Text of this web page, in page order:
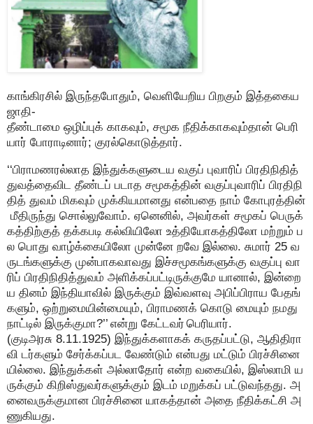
காங்கிரசில் இருந்தபோதும், வெளியேறிய பிறகும் இத்தகைய
ஜாதி-
தீண்டாமை ஒழிப்புக் காகவும், சமூக நீதிக்காகவும்தான் பெரி
யார் போராடினார்; குரல்கொடுத்தார்.
‘‘பிராமணரல்லாத இந்துக்களுடைய வகுப் புவாரிப் பிரதிநிதித்
துவத்தைவிட தீண்டப் படாத சமூகத்தின் வகுப்புவாரிப் பிரதிநி
தித் துவம் மிகவும் முக்கியமானது என்பதை நாம் கோபுரத்தின்
மீதிருந்து சொல்லுவோம். ஏனெனில், அவர்கள் சமூகப் பெருக்
கத்திற்குத் தக்கபடி கல்வியிலோ உத்தியோகத்திலோ மற்றும் ப
ல பொது வாழ்க்கையிலோ முன்னே றவே இல்லை. சுமார் 25 வ
ருடங்களுக்கு முன்பாகவாவது இச்சமூகங்களுக்கு வகுப்பு வா
ரிப் பிரதிநிதித்துவம் அளிக்கப்பட்டிருக்குமே யானால், இன்றை
ய தினம் இந்தியாவில் இருக்கும் இவ்வளவு அபிப்பிராய பேதங்
களும், ஒற்றுமையின்மையும், பிராமணக் கொடு மையும் நமது
நாட்டில் இருக்குமா?’’ என்று கேட்டவர் பெரியார்.
(குடிஅரசு 8.11.1925) இந்துக்களாகக் கருதப்பட்டு, ஆதிதிரா
வி டர்களும் சேர்க்கப்பட வேண்டும் என்பது மட்டும் பிரச்சினை
யில்லை. இந்துக்கள் அல்லாதோர் என்ற வகையில், இஸ்லாமி ய
ருக்கும் கிறிஸ்துவர்களுக்கும் இடம் மறுக்கப் பட்டுவந்தது. அ
னைவருக்குமான பிரச்சினை யாகத்தான் அதை நீதிக்கட்சி அ
ணுகியது.